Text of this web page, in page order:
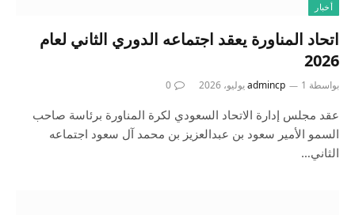
أخبار
اتحاد المناورة يعقد اجتماعه الدوري الثاني لعام
2026
بواسطة admincp 1 يوليو، 2026 0
عقد مجلس إدارة الاتحاد السعودي لكرة المناورة برئاسة صاحب
السمو الأمير سعود بن عبدالعزيز بن محمد آل سعود اجتماعه
الثاني…